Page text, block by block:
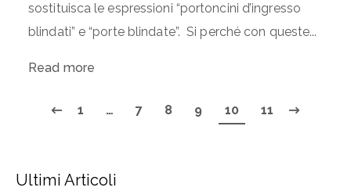
sostituisca le espressioni “portoncini d’ingresso
blindati” e “porte blindate”. Si perché con queste...
Read more
1 … 7 8 9 10 11
Ultimi Articoli